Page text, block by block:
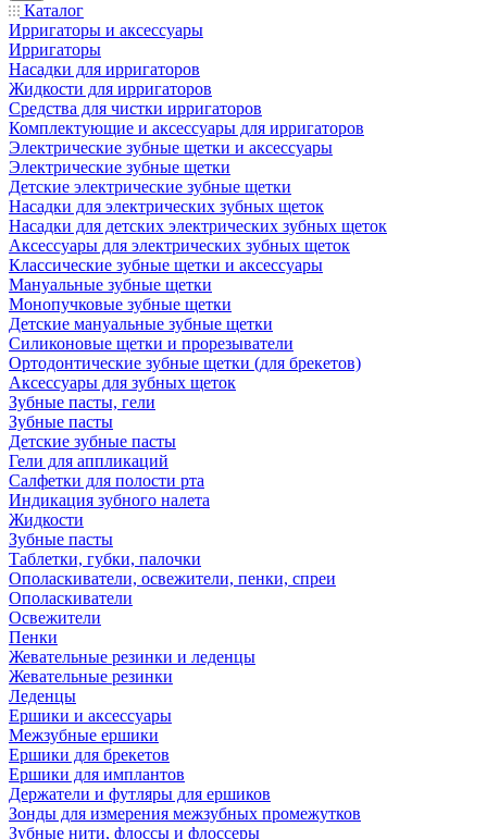
Каталог
Ирригаторы и аксессуары
Ирригаторы
Насадки для ирригаторов
Жидкости для ирригаторов
Средства для чистки ирригаторов
Комплектующие и аксессуары для ирригаторов
Электрические зубные щетки и аксессуары
Электрические зубные щетки
Детские электрические зубные щетки
Насадки для электрических зубных щеток
Насадки для детских электрических зубных щеток
Аксессуары для электрических зубных щеток
Классические зубные щетки и аксессуары
Мануальные зубные щетки
Монопучковые зубные щетки
Детские мануальные зубные щетки
Силиконовые щетки и прорезыватели
Ортодонтические зубные щетки (для брекетов)
Аксессуары для зубных щеток
Зубные пасты, гели
Зубные пасты
Детские зубные пасты
Гели для аппликаций
Салфетки для полости рта
Индикация зубного налета
Жидкости
Зубные пасты
Таблетки, губки, палочки
Ополаскиватели, освежители, пенки, спреи
Ополаскиватели
Освежители
Пенки
Жевательные резинки и леденцы
Жевательные резинки
Леденцы
Ершики и аксессуары
Межзубные ершики
Ершики для брекетов
Ершики для имплантов
Держатели и футляры для ершиков
Зонды для измерения межзубных промежутков
Зубные нити, флоссы и флоссеры